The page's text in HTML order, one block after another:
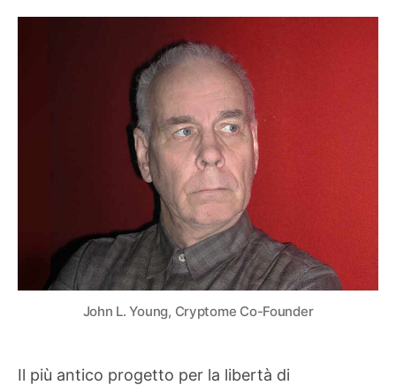
John L. Young, Cryptome Co-Founder
Il più antico progetto per la libertà di